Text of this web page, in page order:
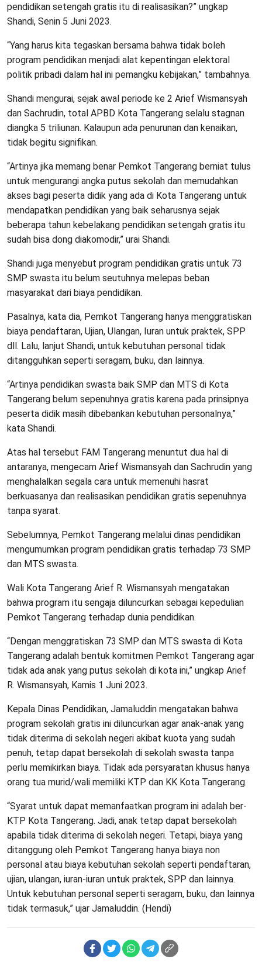
pendidikan setengah gratis itu di realisasikan?” ungkap
Shandi, Senin 5 Juni 2023.
“Yang harus kita tegaskan bersama bahwa tidak boleh
program pendidikan menjadi alat kepentingan elektoral
politik pribadi dalam hal ini pemangku kebijakan,” tambahnya.
Shandi mengurai, sejak awal periode ke 2 Arief Wismansyah
dan Sachrudin, total APBD Kota Tangerang selalu stagnan
diangka 5 triliunan. Kalaupun ada penurunan dan kenaikan,
tidak begitu signifikan.
“Artinya jika memang benar Pemkot Tangerang berniat tulus
untuk mengurangi angka putus sekolah dan memudahkan
akses bagi peserta didik yang ada di Kota Tangerang untuk
mendapatkan pendidikan yang baik seharusnya sejak
beberapa tahun kebelakang pendidikan setengah gratis itu
sudah bisa dong diakomodir,” urai Shandi.
Shandi juga menyebut program pendidikan gratis untuk 73
SMP swasta itu belum seutuhnya melepas beban
masyarakat dari biaya pendidikan.
Pasalnya, kata dia, Pemkot Tangerang hanya menggratiskan
biaya pendaftaran, Ujian, Ulangan, Iuran untuk praktek, SPP
dll. Lalu, lanjut Shandi, untuk kebutuhan personal tidak
ditangguhkan seperti seragam, buku, dan lainnya.
“Artinya pendidikan swasta baik SMP dan MTS di Kota
Tangerang belum sepenuhnya gratis karena pada prinsipnya
peserta didik masih dibebankan kebutuhan personalnya,”
kata Shandi.
Atas hal tersebut FAM Tangerang menuntut dua hal di
antaranya, mengecam Arief Wismansyah dan Sachrudin yang
menghalalkan segala cara untuk memenuhi hasrat
berkuasanya dan realisasikan pendidikan gratis sepenuhnya
tanpa syarat.
Sebelumnya, Pemkot Tangerang melalui dinas pendidikan
mengumumkan program pendidikan gratis terhadap 73 SMP
dan MTS swasta.
Wali Kota Tangerang Arief R. Wismansyah mengatakan
bahwa program itu sengaja diluncurkan sebagai kepedulian
Pemkot Tangerang terhadap dunia pendidikan.
“Dengan menggratiskan 73 SMP dan MTS swasta di Kota
Tangerang adalah bentuk komitmen Pemkot Tangerang agar
tidak ada anak yang putus sekolah di kota ini,” ungkap Arief
R. Wismansyah, Kamis 1 Juni 2023.
Kepala Dinas Pendidikan, Jamaluddin mengatakan bahwa
program sekolah gratis ini diluncurkan agar anak-anak yang
tidak diterima di sekolah negeri akibat kuota yang sudah
penuh, tetap dapat bersekolah di sekolah swasta tanpa
perlu memikirkan biaya. Tidak ada persyaratan khusus hanya
orang tua murid/wali memiliki KTP dan KK Kota Tangerang.
“Syarat untuk dapat memanfaatkan program ini adalah ber-
KTP Kota Tangerang. Jadi, anak tetap dapat bersekolah
apabila tidak diterima di sekolah negeri. Tetapi, biaya yang
ditanggung oleh Pemkot Tangerang hanya biaya non
personal atau biaya kebutuhan sekolah seperti pendaftaran,
ujian, ulangan, iuran-iuran untuk praktek, SPP dan lainnya.
Untuk kebutuhan personal seperti seragam, buku, dan lainnya
tidak termasuk,” ujar Jamaluddin. (Hendi)